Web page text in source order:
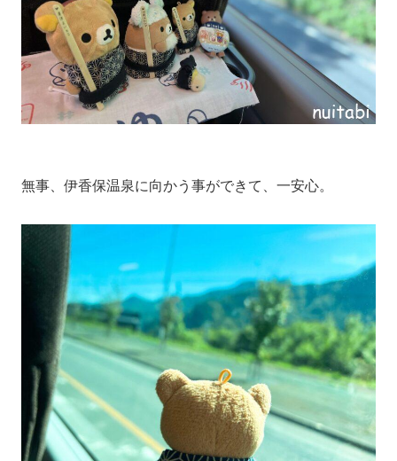
無事、伊香保温泉に向かう事ができて、一安心。